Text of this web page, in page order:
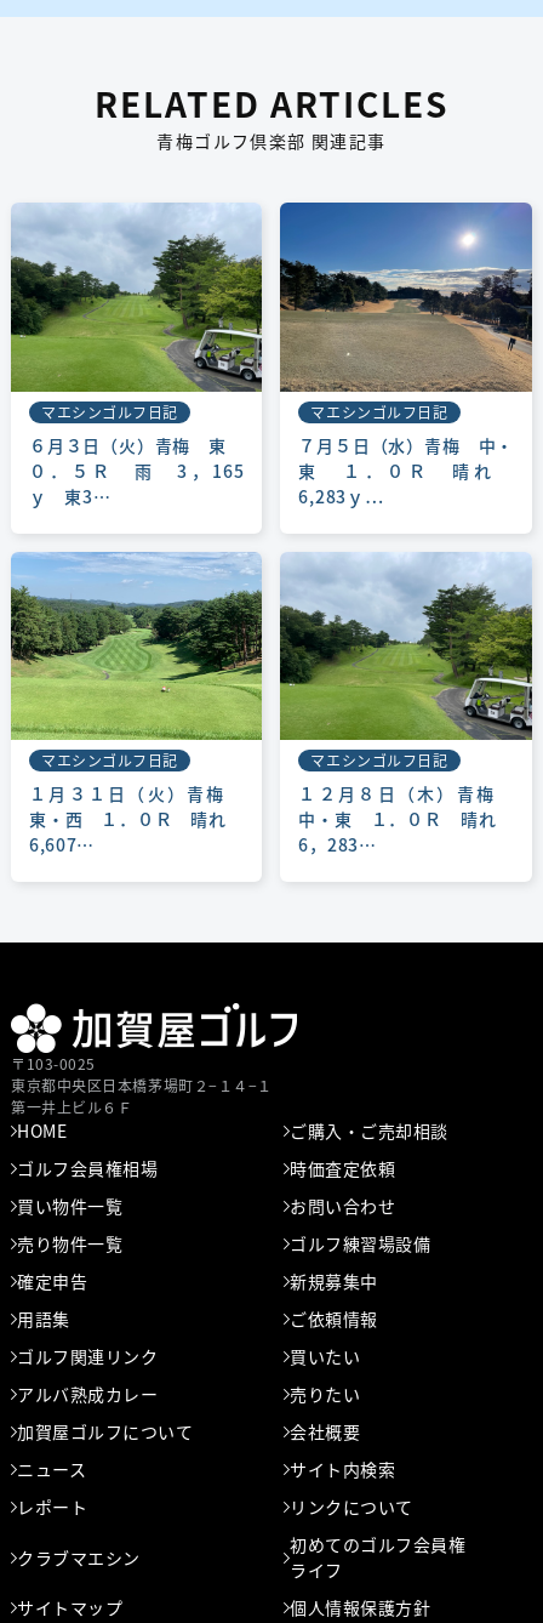
RELATED ARTICLES
青梅ゴルフ倶楽部 関連記事
マエシンゴルフ日記
６月３日（火）青梅 東
０．５Ｒ 雨 3，165
ｙ 東3…
マエシンゴルフ日記
７月５日（水）青梅 中・
東 １．０Ｒ 晴れ
6,283ｙ…
マエシンゴルフ日記
１月３１日（火）青梅
東・西 １．０Ｒ 晴れ
6,607…
マエシンゴルフ日記
１２月８日（木）青梅
中・東 １．０Ｒ 晴れ
6，283…
〒103-0025
東京都中央区⽇本橋茅場町２−１４−１
第⼀井上ビル６Ｆ
HOME
ご購入・ご売却相談
ゴルフ会員権相場
時価査定依頼
買い物件一覧
お問い合わせ
売り物件一覧
ゴルフ練習場設備
確定申告
新規募集中
用語集
ご依頼情報
ゴルフ関連リンク
買いたい
アルバ熟成カレー
売りたい
加賀屋ゴルフについて
会社概要
ニュース
サイト内検索
レポート
リンクについて
クラブマエシン
初めてのゴルフ会員権
ライフ
サイトマップ
個人情報保護方針